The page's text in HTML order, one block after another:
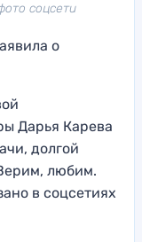
соцсети
о
Дарья Карева
долгой
любим.
в соцсетиях